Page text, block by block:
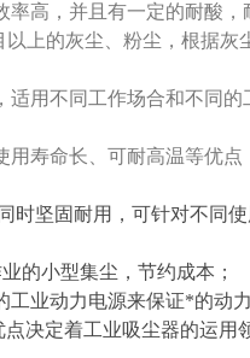
率高，并且有一定的耐酸，
上的灰尘、粉尘，根据
用不同工作场合和不同
用寿命长、可耐高温等优点
时坚固耐用，可针对不同
的小型集尘，节约成本；
业动力电源来保证*的动
决定着工业吸尘器的运用